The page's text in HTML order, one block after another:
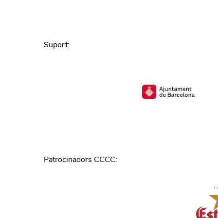
Suport:
Patrocinadors CCCC: